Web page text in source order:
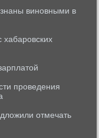
виновными в
хабаровских
проведения
отмечать